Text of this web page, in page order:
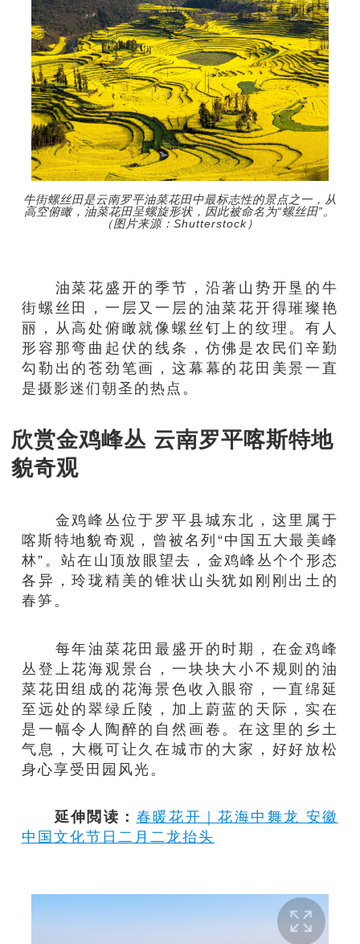
牛街螺丝田是云南罗平油菜花田中最标志性的景点之一，从
高空俯瞰，油菜花田呈螺旋形状，因此被命名为“螺丝田”。
（图片来源：Shutterstock）
油菜花盛开的季节，沿著山势开垦的牛
街螺丝田，一层又一层的油菜花开得璀璨艳
丽，从高处俯瞰就像螺丝钉上的纹理。有人
形容那弯曲起伏的线条，仿佛是农民们辛勤
勾勒出的苍劲笔画，这幕幕的花田美景一直
是摄影迷们朝圣的热点。
欣赏金鸡峰丛 云南罗平喀斯特地
貌奇观
金鸡峰丛位于罗平县城东北，这里属于
喀斯特地貌奇观，曾被名列“中国五大最美峰
林”。站在山顶放眼望去，金鸡峰丛个个形态
各异，玲珑精美的锥状山头犹如刚刚出土的
春笋。
每年油菜花田最盛开的时期，在金鸡峰
丛登上花海观景台，一块块大小不规则的油
菜花田组成的花海景色收入眼帘，一直绵延
至远处的翠绿丘陵，加上蔚蓝的天际，实在
是一幅令人陶醉的自然画卷。在这里的乡土
气息，大概可让久在城市的大家，好好放松
身心享受田园风光。
延伸閲读： 春暖花开｜花海中舞龙 安徽
中国文化节日二月二龙抬头